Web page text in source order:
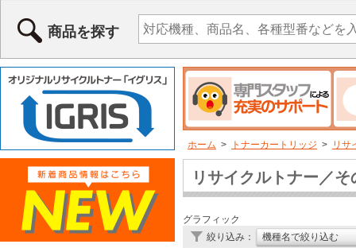
商品を探す
ホーム > トナーカートリッジ > リサ
リサイクルトナー／そ
グラフィック
絞り込み：
機種名で絞り込む